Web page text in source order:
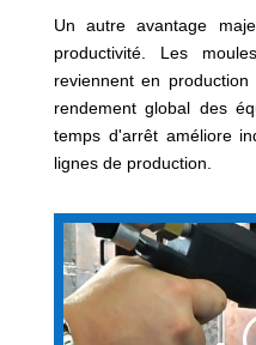
Un autre avantage
productivité. Les
reviennent en
rendement global des
temps d'arrêt améliore
lignes de production.